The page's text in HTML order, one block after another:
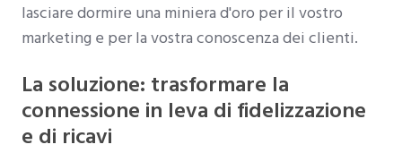
lasciare dormire una miniera d'oro per il vostro
marketing e per la vostra conoscenza dei clienti.
La soluzione: trasformare la
connessione in leva di fidelizzazione
e di ricavi